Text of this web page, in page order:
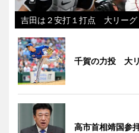
吉田は２安打１打点 大リーグ
千賀の力投 大
高市首相靖国参